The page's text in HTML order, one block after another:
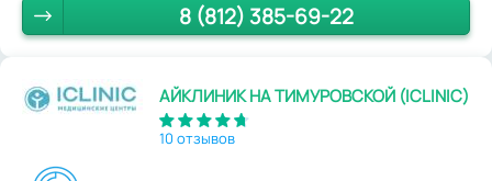
8 (812) 385-69-22
АЙКЛИНИК НА ТИМУРОВСКОЙ (ICLINIC)
10 отзывов